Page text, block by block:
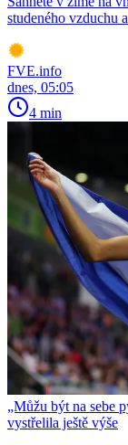
studeného vzduchu
FVE.info
dnes, 05:05
4 min
„Můžu být na sebe
vystřelila ještě výše